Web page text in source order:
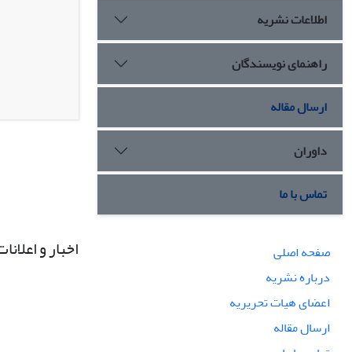
اطلاعات نشریه
راهنمای نویسندگان
ارسال مقاله
داوران
تماس با ما
صفحه اصلی
درباره نشریه
اعضای هیات تحریریه
ارسال مقاله
اخبار و